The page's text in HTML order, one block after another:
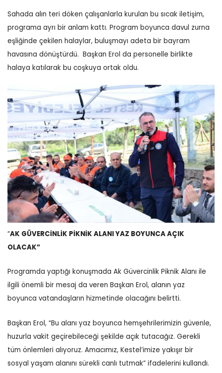
Sahada alın teri döken çalışanlarla kurulan bu sıcak iletişim,
programa ayrı bir anlam kattı. Program boyunca davul zurna
eşliğinde çekilen halaylar, buluşmayı adeta bir bayram
havasına dönüştürdü. Başkan Erol da personelle birlikte
halaya katılarak bu coşkuya ortak oldu.
“AK GÜVERCİNLİK PİKNİK ALANI YAZ BOYUNCA AÇIK
OLACAK”
Programda yaptığı konuşmada Ak Güvercinlik Piknik Alanı ile
ilgili önemli bir mesaj da veren Başkan Erol, alanın yaz
boyunca vatandaşların hizmetinde olacağını belirtti.
Başkan Erol, “Bu alanı yaz boyunca hemşehrilerimizin güvenle,
huzurla vakit geçirebileceği şekilde açık tutacağız. Gerekli
tüm önlemleri alıyoruz. Amacımız, Kestel’imize yakışır bir
sosyal yaşam alanını sürekli canlı tutmak” ifadelerini kullandı.